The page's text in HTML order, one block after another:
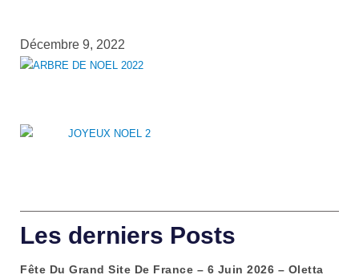
Décembre 9, 2022
Les derniers Posts
Fête Du Grand Site De France – 6 Juin 2026 – Oletta